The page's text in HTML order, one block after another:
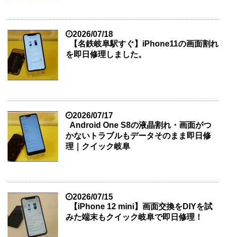
2026/07/18
【名鉄岐阜駅すぐ】iPhone11の画面割れ
を即日修理しました。
2026/07/17
Android One S8の液晶割れ・画面がつ
かないトラブルもデータそのまま即日修
理｜クイック岐阜
2026/07/15
【iPhone 12 mini】画面交換をDIYを試
みた端末もクイック岐阜で即日修理！